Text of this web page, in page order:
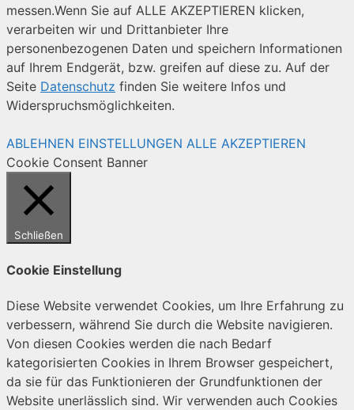
messen.Wenn Sie auf ALLE AKZEPTIEREN klicken,
verarbeiten wir und Drittanbieter Ihre
personenbezogenen Daten und speichern Informationen
auf Ihrem Endgerät, bzw. greifen auf diese zu. Auf der
Seite Datenschutz finden Sie weitere Infos und
Widerspruchsmöglichkeiten.
ABLEHNEN EINSTELLUNGEN ALLE AKZEPTIEREN
Cookie Consent Banner
Schließen
Cookie Einstellung
Diese Website verwendet Cookies, um Ihre Erfahrung zu
verbessern, während Sie durch die Website navigieren.
Von diesen Cookies werden die nach Bedarf
kategorisierten Cookies in Ihrem Browser gespeichert,
da sie für das Funktionieren der Grundfunktionen der
Website unerlässlich sind. Wir verwenden auch Cookies